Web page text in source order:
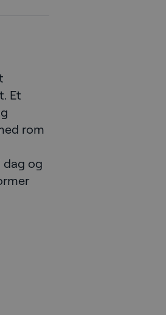
Et
rom
dag og